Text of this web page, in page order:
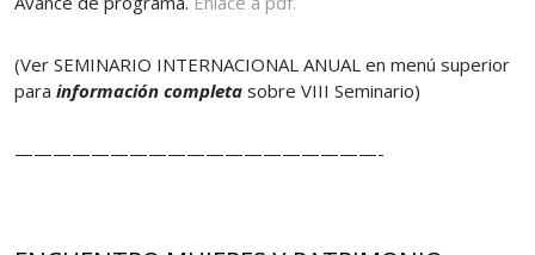
(Ver SEMINARIO INTERNACIONAL ANUAL en menú superior
para información completa sobre VIII Seminario)
———————————————————-